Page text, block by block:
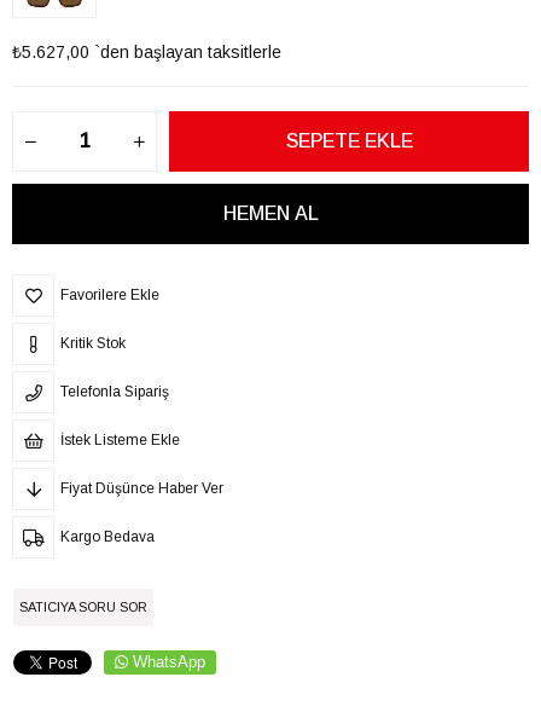
₺5.627,00 `den başlayan taksitlerle
Favorilere Ekle
Kritik Stok
Telefonla Sipariş
İstek Listeme Ekle
Fiyat Düşünce Haber Ver
Kargo Bedava
SATICIYA SORU SOR
WhatsApp